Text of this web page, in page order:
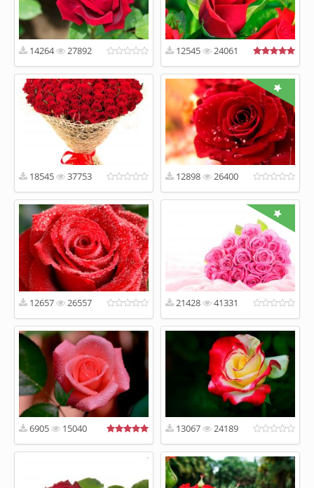
14264 27892 12545 24061
18545 37753 12898 26400
12657 26557 21428 41331
6905 15040 13067 24189